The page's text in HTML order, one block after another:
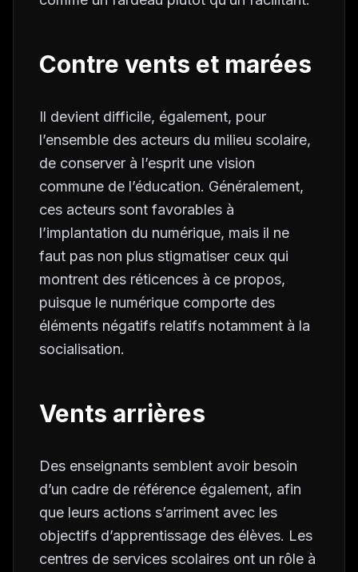
Contre vents et marées
Il devient difficile, également, pour
l’ensemble des acteurs du milieu scolaire,
de conserver à l’esprit une vision
commune de l’éducation. Généralement,
ces acteurs sont favorables à
l’implantation du numérique, mais il ne
faut pas non plus stigmatiser ceux qui
montrent des réticences à ce propos,
puisque le numérique comporte des
éléments négatifs relatifs notamment à la
socialisation.
Vents arrières
Des enseignants semblent avoir besoin
d’un cadre de référence également, afin
que leurs actions s’arriment avec les
objectifs d’apprentissage des élèves. Les
centres de services scolaires ont un rôle à